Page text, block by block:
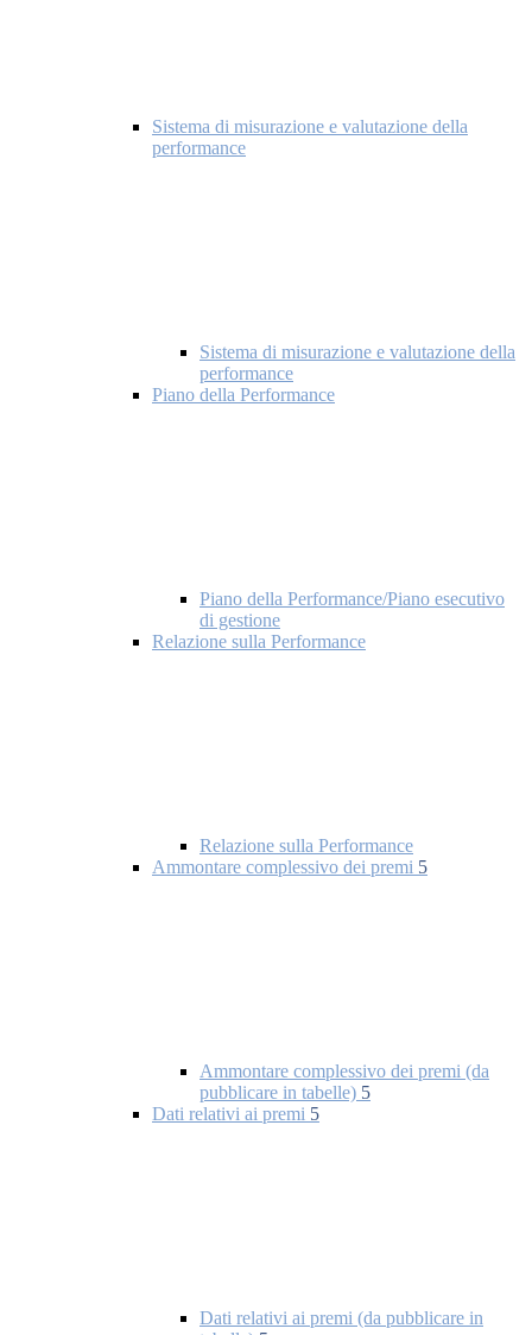
Sistema di misurazione e valutazione della
performance
Sistema di misurazione e valutazione della
performance
Piano della Performance
Piano della Performance/Piano esecutivo
di gestione
Relazione sulla Performance
Relazione sulla Performance
Ammontare complessivo dei premi 5
Ammontare complessivo dei premi (da
pubblicare in tabelle) 5
Dati relativi ai premi 5
Dati relativi ai premi (da pubblicare in